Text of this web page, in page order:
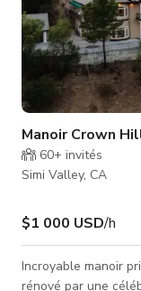
Manoir Crown
60+ invités
Simi Valley, CA
$1 000 USD/h
Incroyable manoir
rénové par une